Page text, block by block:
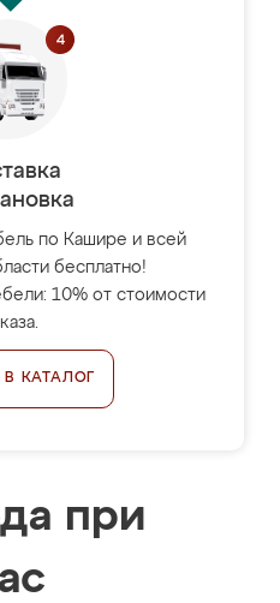
по Кашире и всей
бесплатно!
10% от стоимости
В КАТАЛОГ
при